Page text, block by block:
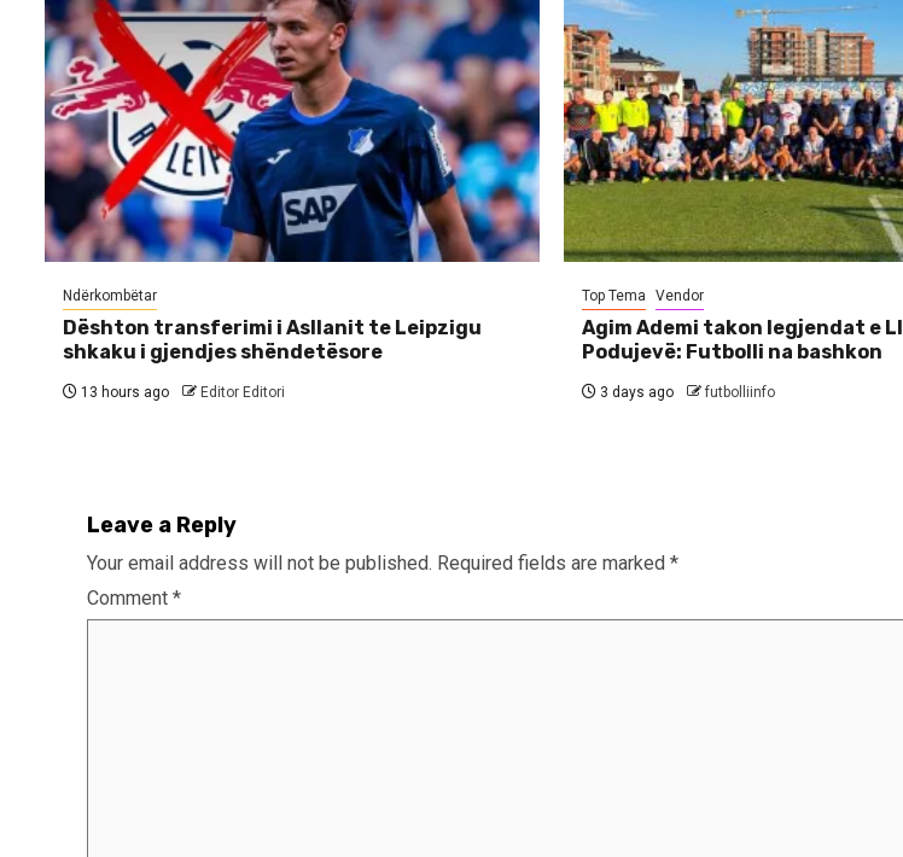
Ndërkombëtar
Dështon transferimi i Asllanit te Leipzigu
shkaku i gjendjes shëndetësore
13 hours ago Editor Editori
Top Tema Vendor
Agim Ademi takon legjendat e
Podujevë: Futbolli na bashkon
3 days ago futbolliinfo
Leave a Reply
Your email address will not be published. Required fields are marked *
Comment *